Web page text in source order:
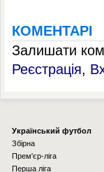
КОМЕНТАРІ
Залишати
Реєстрація,
Українcький футбол
Збірна
Прем'єр-ліга
Перша ліга